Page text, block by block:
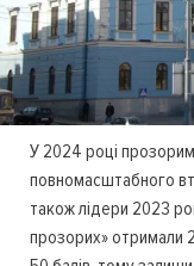
У 2024 році
повномасштабного
також лідери 2023
прозорих» отримали